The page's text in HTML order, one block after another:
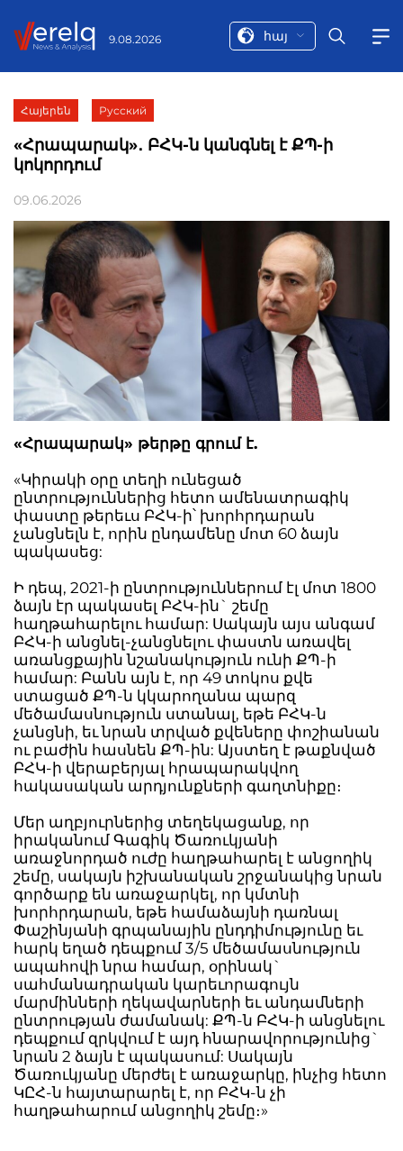
9.08.2026 հայ
Հայերեն Русский
«Հրապարակ»․ ԲՀԿ-ն կանգնել է ՔՊ-ի
կոկորդում
09.06.2026
«Հրապարակ» թերթը գրում է.
«Կիրակի օրը տեղի ունեցած
ընտրություններից հետո ամենատրագիկ
փաստը թերեւս ԲՀԿ-ի՝ խորհրդարան
չանցնելն է, որին ընդամենը մոտ 60 ձայն
պակասեց:
Ի դեպ, 2021-ի ընտրություններում էլ մոտ 1800
ձայն էր պակասել ԲՀԿ-ին` շեմը
հաղթահարելու համար: Սակայն այս անգամ
ԲՀԿ-ի անցնել-չանցնելու փաստն առավել
առանցքային նշանակություն ունի ՔՊ-ի
համար: Բանն այն է, որ 49 տոկոս քվե
ստացած ՔՊ-ն կկարողանա պարզ
մեծամասնություն ստանալ, եթե ԲՀԿ-ն
չանցնի, եւ նրան տրված քվեները փոշիանան
ու բաժին հասնեն ՔՊ-ին: Այստեղ է թաքնված
ԲՀԿ-ի վերաբերյալ հրապարակվող
հակասական արդյունքների գաղտնիքը։
Մեր աղբյուրներից տեղեկացանք, որ
իրականում Գագիկ Ծառուկյանի
առաջնորդած ուժը հաղթահարել է անցողիկ
շեմը, սակայն իշխանական շրջանակից նրան
գործարք են առաջարկել, որ կմտնի
խորհրդարան, եթե համաձայնի դառնալ
Փաշինյանի գրպանային ընդդիմությունը եւ
հարկ եղած դեպքում 3/5 մեծամասնություն
ապահովի նրա համար, օրինակ`
սահմանադրական կարեւորագույն
մարմինների ղեկավարների եւ անդամների
ընտրության ժամանակ: ՔՊ-ն ԲՀԿ-ի անցնելու
դեպքում զրկվում է այդ հնարավորությունից`
նրան 2 ձայն է պակասում: Սակայն
Ծառուկյանը մերժել է առաջարկը, ինչից հետո
ԿԸՀ-ն հայտարարել է, որ ԲՀԿ-ն չի
հաղթահարում անցողիկ շեմը։»